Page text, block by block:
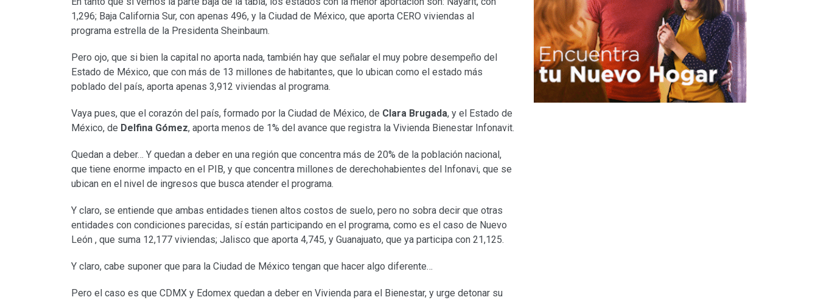
1,296; Baja California Sur, con apenas 496, y la Ciudad de México, que aporta CERO viviendas al
programa estrella de la Presidenta Sheinbaum.
Pero ojo, que si bien la capital no aporta nada, también hay que señalar el muy pobre desempeño del
Estado de México, que con más de 13 millones de habitantes, que lo ubican como el estado más
poblado del país, aporta apenas 3,912 viviendas al programa.
Vaya pues, que el corazón del país, formado por la Ciudad de México, de Clara Brugada, y el Estado de
México, de Delfina Gómez, aporta menos de 1% del avance que registra la Vivienda Bienestar Infonavit.
Quedan a deber… Y quedan a deber en una región que concentra más de 20% de la población nacional,
que tiene enorme impacto en el PIB, y que concentra millones de derechohabientes del Infonavi, que se
ubican en el nivel de ingresos que busca atender el programa.
Y claro, se entiende que ambas entidades tienen altos costos de suelo, pero no sobra decir que otras
entidades con condiciones parecidas, sí están participando en el programa, como es el caso de Nuevo
León , que suma 12,177 viviendas; Jalisco que aporta 4,745, y Guanajuato, que ya participa con 21,125.
Y claro, cabe suponer que para la Ciudad de México tengan que hacer algo diferente…
Pero el caso es que CDMX y Edomex quedan a deber en Vivienda para el Bienestar, y urge detonar su